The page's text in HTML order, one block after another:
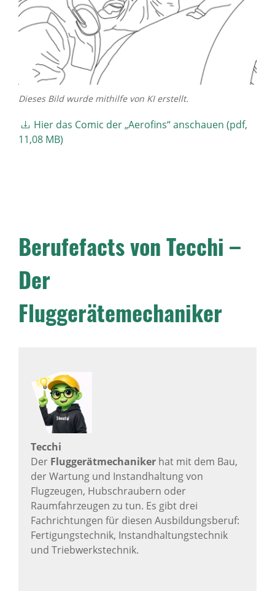
Dieses Bild wurde mithilfe von KI erstellt.
Hier das Comic der „Aerofins“ anschauen (pdf,
11,08 MB)
Berufefacts von Tecchi –
Der
Fluggerätemechaniker
Tecchi
Der Fluggerätmechaniker hat mit dem Bau,
der Wartung und Instandhaltung von
Flugzeugen, Hubschraubern oder
Raumfahrzeugen zu tun. Es gibt drei
Fachrichtungen für diesen Ausbildungsberuf:
Fertigungstechnik, Instandhaltungstechnik
und Triebwerkstechnik.